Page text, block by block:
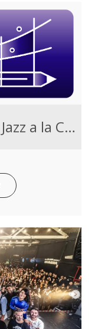
Toques mensuales Jazz a la Calle